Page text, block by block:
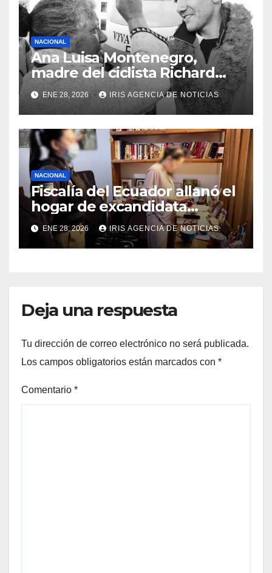
NACIONAL
Ana Luisa Montenegro,
madre del ciclista Richard
Carapaz falleció en Tulcán, a
los 73 años
ENE 28, 2026 IRIS AGENCIA DE NOTICIAS
NACIONAL
Fiscalía del Ecuador allanó el
hogar de excandidata
presidencial vinculada al
caso Caja Chica
ENE 28, 2026 IRIS AGENCIA DE NOTICIAS
Deja una respuesta
Tu dirección de correo electrónico no será publicada.
Los campos obligatorios están marcados con *
Comentario *